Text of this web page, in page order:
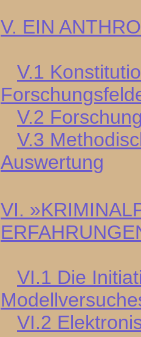
V. EIN
V.1
V.2
V.3
Auswertung
VI.
VI.1 Die
VI.2